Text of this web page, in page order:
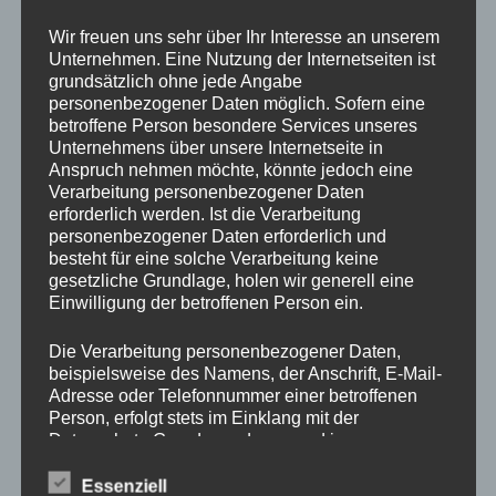
In diesem zweitägigen Kurs zeig ich Euch die Basics des
drechseln in Längs und Querholz.
Ihr werdet den richtigen Umgang mit der Drehbank und mit
den verschiedenen Spannvorrichtungen lernen. Auch das
Verwenden der Drechseleisen und deren Schärfen werden
wir uns ansehen.
Da in diesem Kurs nur Platz für 2 Schüler ist, bitte schnell
per E-Mailoffice@drechslerei-spitzbart.atanmelden.
Die Kurskosten belaufen sich auf nur€ 350. – inkl. Ust.
Kurszeiten sind an beiden Tagen von 8 Uhr bis 18 Uhr.
Im Kurspreis enthalten ist Holz (soviel wir brauchen),
Wir freuen uns sehr über Ihr Interesse an unserem
Unternehmen. Eine Nutzung der Internetseiten ist
grundsätzlich ohne jede Angabe
personenbezogener Daten möglich. Sofern eine
betroffene Person besondere Services unseres
Unternehmens über unsere Internetseite in
Anspruch nehmen möchte, könnte jedoch eine
Verarbeitung personenbezogener Daten
erforderlich werden. Ist die Verarbeitung
personenbezogener Daten erforderlich und
besteht für eine solche Verarbeitung keine
gesetzliche Grundlage, holen wir generell eine
Einwilligung der betroffenen Person ein.
Die Verarbeitung personenbezogener Daten,
beispielsweise des Namens, der Anschrift, E-Mail-
Adresse oder Telefonnummer einer betroffenen
Person, erfolgt stets im Einklang mit der
Datenschutz-Grundverordnung und in
landesspezifischen Datenschutzbestimmungen.
Essenziell